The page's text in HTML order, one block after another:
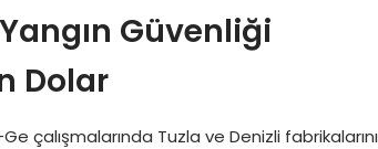
Güvenliği
Dolar
çalışmalarında Tuzla ve Denizli fabrikalarını